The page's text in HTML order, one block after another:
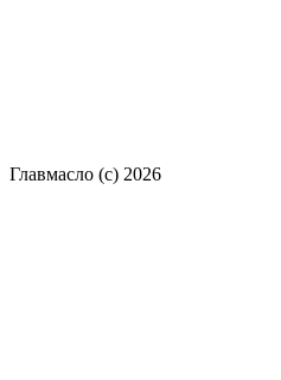
Главмасло (с) 2026